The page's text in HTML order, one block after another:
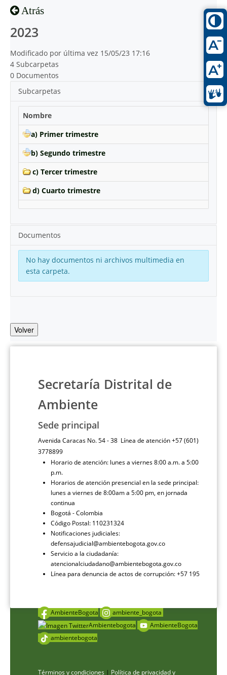
Atrás
2023
Modificado por última vez 15/05/23 17:16
4 Subcarpetas
0 Documentos
Subcarpetas
Nombre
a) Primer trimestre
b) Segundo trimestre
c) Tercer trimestre
d) Cuarto trimestre
Documentos
No hay documentos ni archivos multimedia en
esta carpeta.
Volver
Secretaría Distrital de
Ambiente
Sede principal
Avenida Caracas No. 54 - 38 Línea de atención +57 (601)
3778899
Horario de atención: lunes a viernes 8:00 a.m. a 5:00
p.m.
Horarios de atención presencial en la sede principal:
lunes a viernes de 8:00am a 5:00 pm, en jornada
continua
Bogotá - Colombia
Código Postal: 110231324
Notificaciones judiciales:
defensajudicial@ambientebogota.gov.co
Servicio a la ciudadanía:
atencionalciudadano@ambientebogota.gov.co
Línea para denuncia de actos de corrupción: +57 195
AmbienteBogota
ambiente_bogota
Ambientebogota
AmbienteBogota
ambientebogota
Términos y condiciones | Política de privacidad y